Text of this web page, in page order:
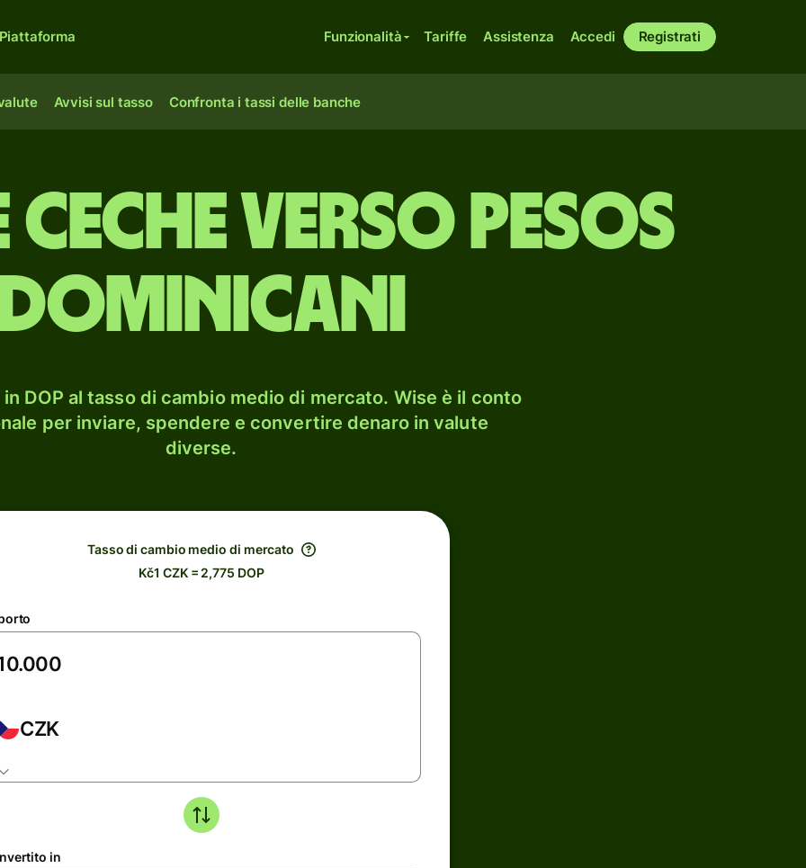
Funzionalità Tariffe Assistenza Accedi Registrati
Avvisi sul tasso Confronta i tassi delle banche
verso pesos
DOP al tasso di cambio medio di mercato. Wise è il conto
per inviare, spendere e convertire denaro in valute
diverse.
Tasso di cambio medio di mercato
Kč1 CZK = 2,775 DOP
CZK
in